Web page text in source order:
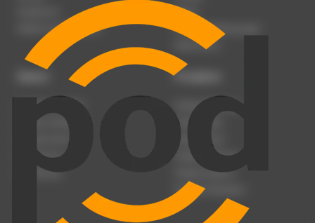
Werben auf podcast.de
Presse
Nutzungsbedingungen
Datenschutz
Podcast anmelden
Podcast hochladen
Podcast-Events
Registrierung
Anmeldung
Produkte
Podcast-Beratung
Podcast-Jobs
Podcast-Push
Podcast-Werbung
Podcast-Agentur
Podcast-Produktion